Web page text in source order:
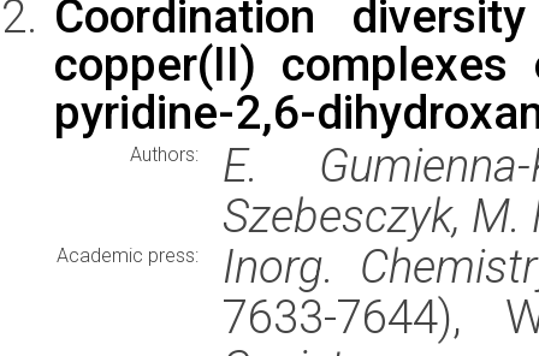
Coordination
copper(II) complexes
pyridine-2,6-
Authors:
E.
Szebesczyk, M.
Academic press:
Inorg.
7633-7644),